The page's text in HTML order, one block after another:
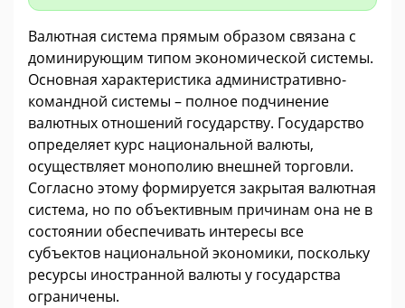
Валютная система прямым образом связана с
доминирующим типом экономической системы.
Основная характеристика административно-
командной системы – полное подчинение
валютных отношений государству. Государство
определяет курс национальной валюты,
осуществляет монополию внешней торговли.
Согласно этому формируется закрытая валютная
система, но по объективным причинам она не в
состоянии обеспечивать интересы все
субъектов национальной экономики, поскольку
ресурсы иностранной валюты у государства
ограничены.